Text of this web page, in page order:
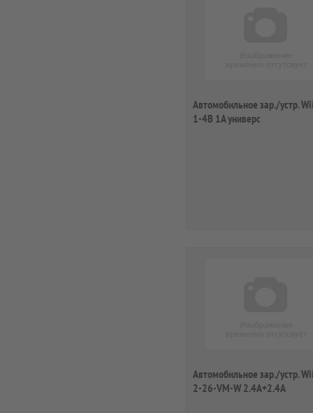
Автомобильное зар./устр.
1-4B 1A универс
Автомобильное зар./устр.
2-26-VM-W 2.4A+2.4A